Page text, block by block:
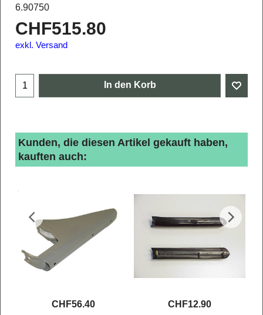
6.90750
CHF515.80
exkl. Versand
In den Korb
Kunden, die diesen Artikel gekauft haben,
kauften auch:
CHF56.40 CHF12.90